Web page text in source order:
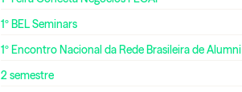
1º BEL Seminars
1º Encontro Nacional da Rede Brasileira de Alumni
2 semestre